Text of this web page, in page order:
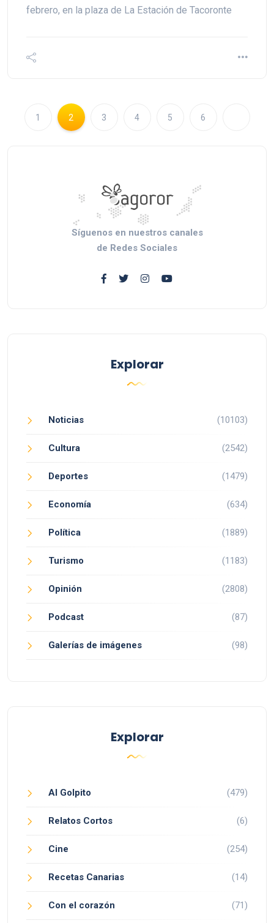
febrero, en la plaza de La Estación de Tacoronte
1 2 3 4 5 6
Síguenos en nuestros canales
de Redes Sociales
Explorar
Noticias (10103)
Cultura (2542)
Deportes (1479)
Economía (634)
Política (1889)
Turismo (1183)
Opinión (2808)
Podcast (87)
Galerías de imágenes (98)
Explorar
Al Golpito (479)
Relatos Cortos (6)
Cine (254)
Recetas Canarias (14)
Con el corazón (71)